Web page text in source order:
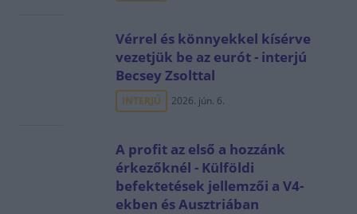
Vérrel és könnyekkel kísérve
vezetjük be az eurót - interjú
Becsey Zsolttal
INTERJÚ 2026. jún. 6.
A profit az első a hozzánk
érkezőknél - Külföldi
befektetések jellemzői a V4-
ekben és Ausztriában